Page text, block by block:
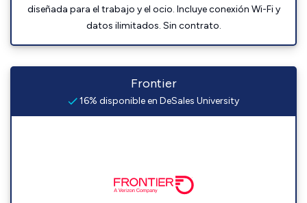
diseñada para el trabajo y el ocio. Incluye conexión Wi-Fi y
datos ilimitados. Sin contrato.
Frontier
16% disponible en DeSales University